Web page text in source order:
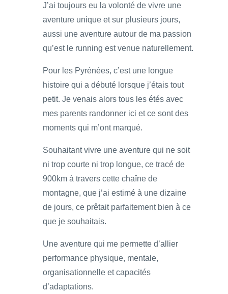
J’ai toujours eu la volonté de vivre une
aventure unique et sur plusieurs jours,
aussi une aventure autour de ma passion
qu’est le running est venue naturellement.
Pour les Pyrénées, c’est une longue
histoire qui a débuté lorsque j’étais tout
petit. Je venais alors tous les étés avec
mes parents randonner ici et ce sont des
moments qui m’ont marqué.
Souhaitant vivre une aventure qui ne soit
ni trop courte ni trop longue, ce tracé de
900km à travers cette chaîne de
montagne, que j’ai estimé à une dizaine
de jours, ce prêtait parfaitement bien à ce
que je souhaitais.
Une aventure qui me permette d’allier
performance physique, mentale,
organisationnelle et capacités
d’adaptations.